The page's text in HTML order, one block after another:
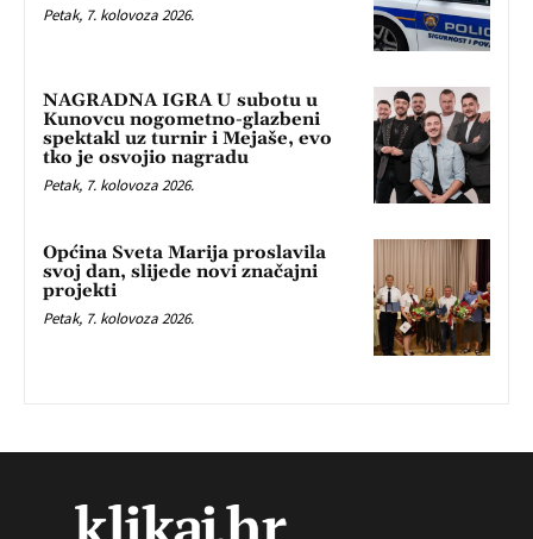
Petak, 7. kolovoza 2026.
NAGRADNA IGRA U subotu u
Kunovcu nogometno-glazbeni
spektakl uz turnir i Mejaše, evo
tko je osvojio nagradu
Petak, 7. kolovoza 2026.
Općina Sveta Marija proslavila
svoj dan, slijede novi značajni
projekti
Petak, 7. kolovoza 2026.